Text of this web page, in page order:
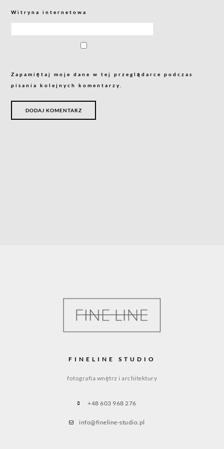
Witryna internetowa
Zapamiętaj moje dane w tej przeglądarce podczas
pisania kolejnych komentarzy.
FINELINE STUDIO
fotografia wnętrz i architektury
+48 603 968 276
info@fineline-studio.pl